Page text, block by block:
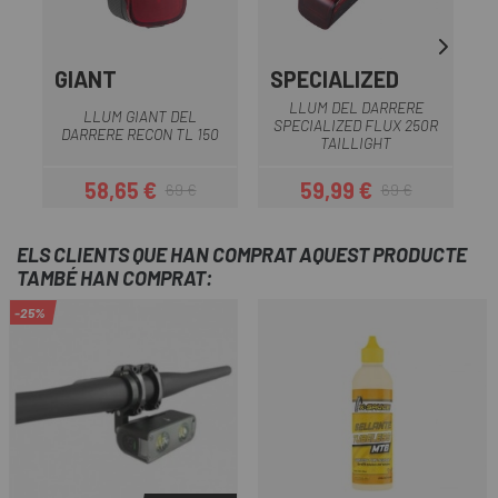
GIANT
LLUM GIANT DEL
DARRERE RECON TL 150
Preu
58,65 €Preu regular
69 €
SPECIALIZED
LLUM DEL DARRERE
SPECIALIZED FLUX 250R
TAILLIGHT
Preu
59,99 €Preu regular
69 €
ELS CLIENTS QUE HAN COMPRAT AQUEST PRODUCTE
TAMBÉ HAN COMPRAT:
-25%